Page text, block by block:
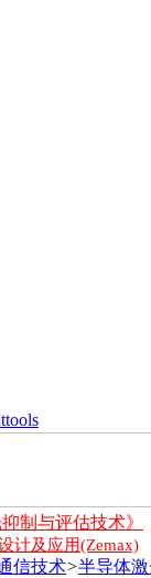
抑制与评估技术》
计及应用(Zemax)
信技术>半导体